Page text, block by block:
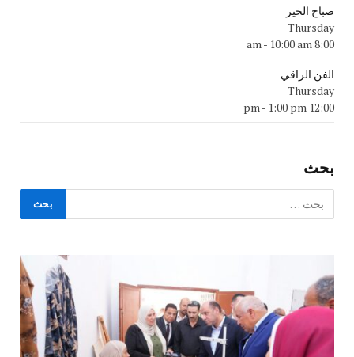
صباح الخير
Thursday
8:00 am
- 10:00 am
الفن الراقي
Thursday
12:00 pm
- 1:00 pm
بحث